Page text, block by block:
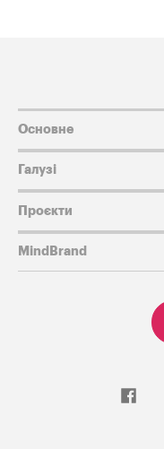
Основне
Галузі
Проєкти
MindBrand